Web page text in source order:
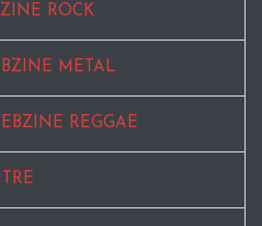
ROCK
METAL
REGGAE